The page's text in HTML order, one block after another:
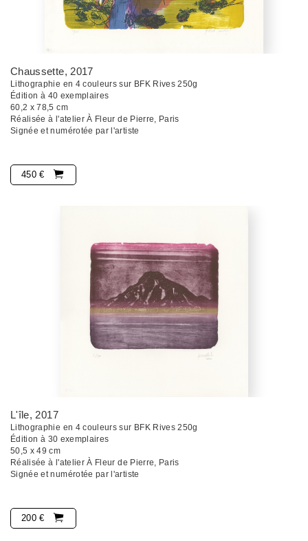
Chaussette, 2017
Lithographie en 4 couleurs sur BFK Rives 250g
Édition à 40 exemplaires
60,2 x 78,5 cm
Réalisée à l'atelier À Fleur de Pierre, Paris
Signée et numérotée par l'artiste
450 €
L'île, 2017
Lithographie en 4 couleurs sur BFK Rives 250g
Édition à 30 exemplaires
50,5 x 49 cm
Réalisée à l'atelier À Fleur de Pierre, Paris
Signée et numérotée par l'artiste
200 €